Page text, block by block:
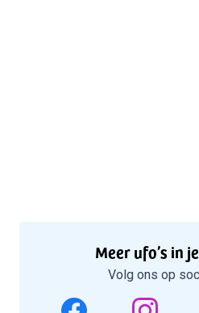
Meer ufo’s in
Volg ons op